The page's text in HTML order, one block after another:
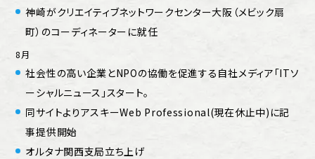
神崎がクリエイティブネットワークセンター大阪（メビック扇
町）のコーディネーターに就任
8月
社会性の高い企業とNPOの協働を促進する自社メディア「ITソ
ーシャルニュース」スタート。
同サイトよりアスキーWeb Professional(現在休止中)に記
事提供開始
オルタナ関西支局立ち上げ